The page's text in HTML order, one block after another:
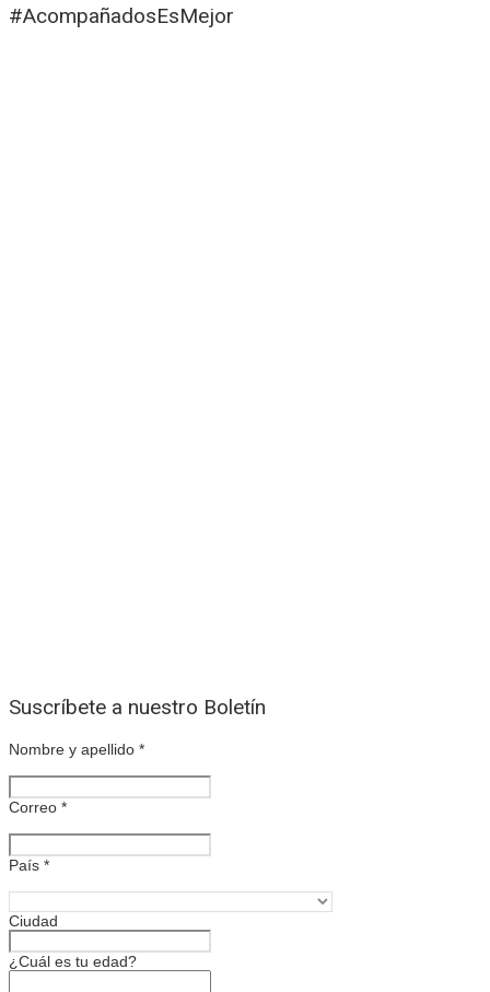
#AcompañadosEsMejor
Suscríbete a nuestro Boletín
Nombre y apellido *
Correo *
País *
Ciudad
¿Cuál es tu edad?